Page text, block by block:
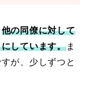
他の同僚に対して
しています。ま
が、少しずつと